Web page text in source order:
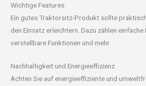
Wichtige Features
Ein gutes Traktorsitz-Produkt sollte
den Einsatz erleichtern. Dazu zählen einfache
verstellbare Funktionen und mehr.
Nachhaltigkeit und Energieeffizienz
Achten Sie auf energieeffiziente und